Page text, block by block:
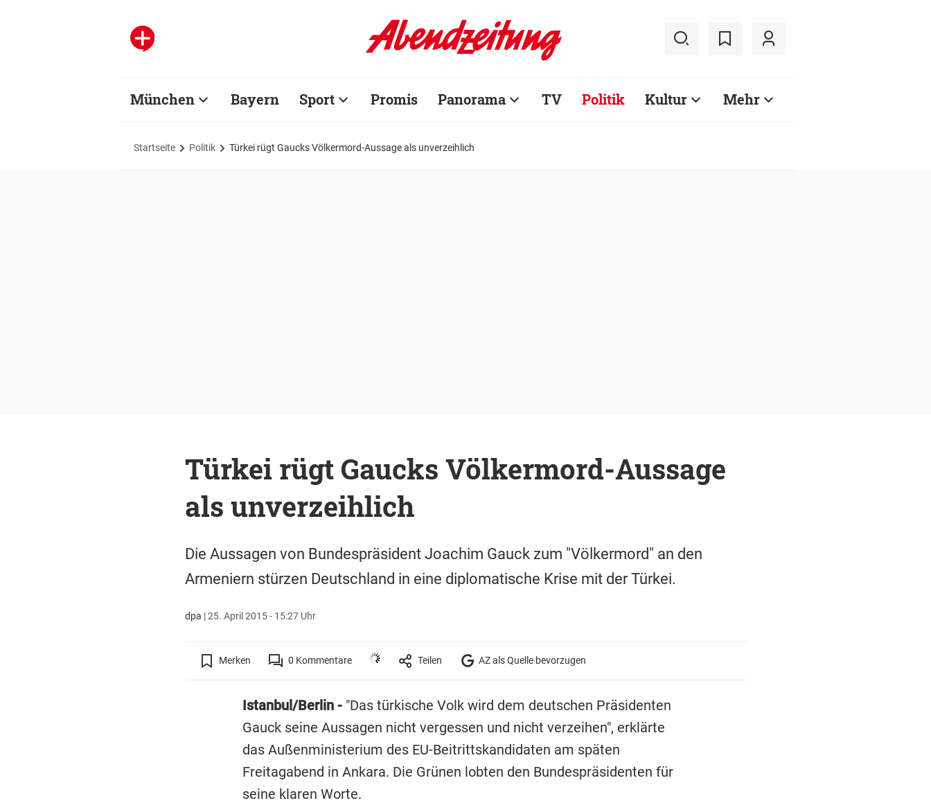
München Bayern Sport Promis Panorama TV Politik Kultur Mehr
Startseite Politik Türkei rügt Gaucks Völkermord-Aussage als unverzeihlich
Türkei rügt Gaucks Völkermord-Aussage
als unverzeihlich
Die Aussagen von Bundespräsident Joachim Gauck zum "Völkermord" an den
Armeniern stürzen Deutschland in eine diplomatische Krise mit der Türkei.
dpa |25. April 2015 - 15:27 Uhr
Merken 0 Kommentare Teilen AZ als Quelle bevorzugen
Istanbul/Berlin - "Das türkische Volk wird dem deutschen Präsidenten
Gauck seine Aussagen nicht vergessen und nicht verzeihen", erklärte
das Außenministerium des EU-Beitrittskandidaten am späten
Freitagabend in Ankara. Die Grünen lobten den Bundespräsidenten für
seine klaren Worte.